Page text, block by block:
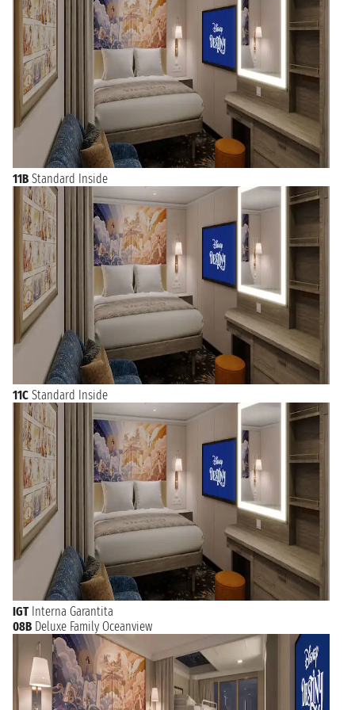
Princess Cruises e altre ancora.
11B Standard Inside
11C Standard Inside
IGT Interna Garantita
08B Deluxe Family Oceanview